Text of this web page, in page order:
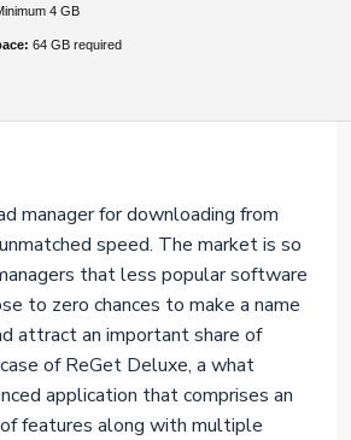
4 GB
64 GB required
manager for downloading from
speed. The market is so
that less popular software
to zero chances to make a name
attract an important share of
of ReGet Deluxe, a what
application that comprises an
features along with multiple